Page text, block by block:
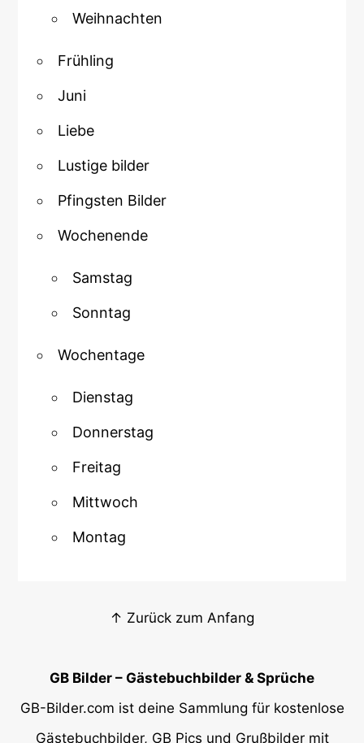
Weihnachten
Frühling
Juni
Liebe
Lustige bilder
Pfingsten Bilder
Wochenende
Samstag
Sonntag
Wochentage
Dienstag
Donnerstag
Freitag
Mittwoch
Montag
↑ Zurück zum Anfang
GB Bilder – Gästebuchbilder & Sprüche
GB-Bilder.com ist deine Sammlung für kostenlose
Gästebuchbilder, GB Pics und Grußbilder mit